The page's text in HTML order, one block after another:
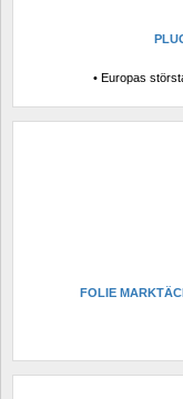
• Europas
FOLIE